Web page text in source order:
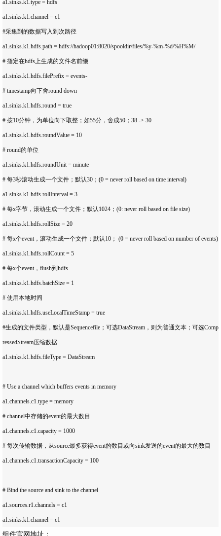
a1.sinks.k1.type = hdfs
a1.sinks.k1.channel = c1
#采集到的数据写入到次路径
a1.sinks.k1.hdfs.path = hdfs://hadoop01:8020/spooldir/files/%y-%m-%d/%H%M/
# 指定在hdfs上生成的文件名前缀
a1.sinks.k1.hdfs.filePrefix = events-
# timestamp向下舍round down
a1.sinks.k1.hdfs.round = true
# 按10分钟，为单位向下取整；如55分，舍成50；38 -> 30
a1.sinks.k1.hdfs.roundValue = 10
# round的单位
a1.sinks.k1.hdfs.roundUnit = minute
# 每3秒滚动生成一个文件；默认30；(0 = never roll based on time interval)
a1.sinks.k1.hdfs.rollInterval = 3
# 每x字节，滚动生成一个文件；默认1024；(0: never roll based on file size)
a1.sinks.k1.hdfs.rollSize = 20
# 每x个event，滚动生成一个文件；默认10； (0 = never roll based on number of events)
a1.sinks.k1.hdfs.rollCount = 5
# 每x个event，flush到hdfs
a1.sinks.k1.hdfs.batchSize = 1
# 使用本地时间
a1.sinks.k1.hdfs.useLocalTimeStamp = true
#生成的文件类型，默认是Sequencefile；可选DataStream，则为普通文本；可选Comp
ressedStream压缩数据
a1.sinks.k1.hdfs.fileType = DataStream
# Use a channel which buffers events in memory
a1.channels.c1.type = memory
# channel中存储的event的最大数目
a1.channels.c1.capacity = 1000
# 每次传输数据，从source最多获得event的数目或向sink发送的event的最大的数目
a1.channels.c1.transactionCapacity = 100
# Bind the source and sink to the channel
a1.sources.r1.channels = c1
组件官网地址：